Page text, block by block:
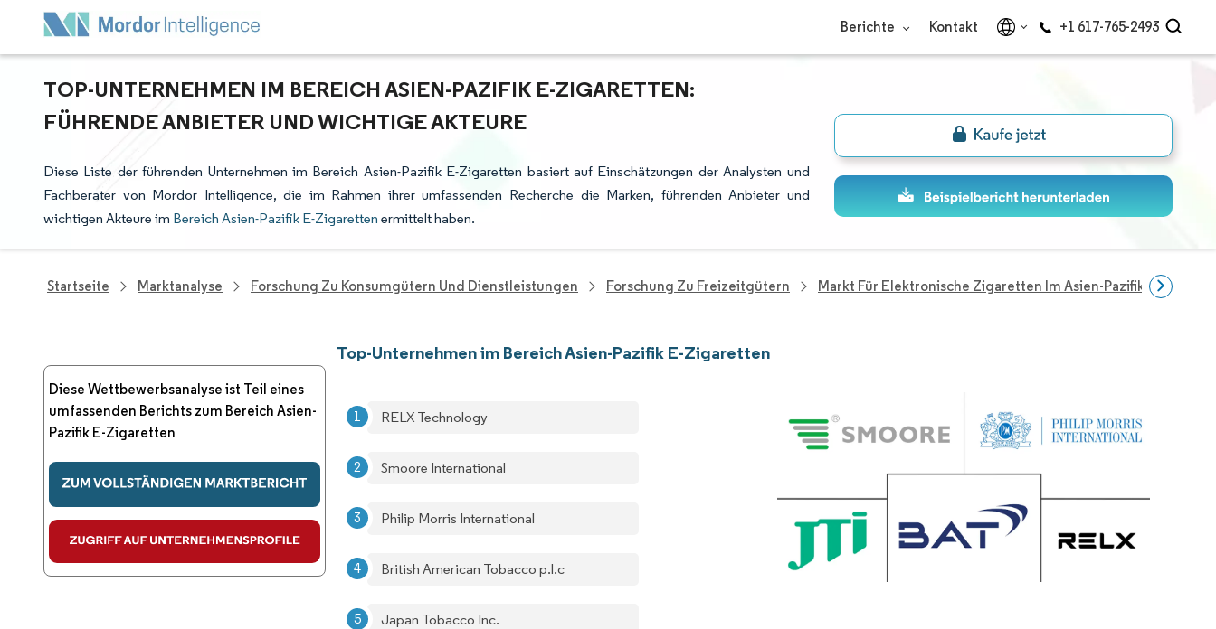
Berichte Kontakt +1 617-765-2493
TOP-UNTERNEHMEN IM BEREICH ASIEN-PAZIFIK E-ZIGARETTEN:
FÜHRENDE ANBIETER UND WICHTIGE AKTEURE
Diese Liste der führenden Unternehmen im Bereich Asien-Pazifik E-Zigaretten basiert auf Einschätzungen der Analysten und
Fachberater von Mordor Intelligence, die im Rahmen ihrer umfassenden Recherche die Marken, führenden Anbieter und
wichtigen Akteure im Bereich Asien-Pazifik E-Zigaretten ermittelt haben.
Startseite Marktanalyse Forschung Zu Konsumgütern Und Dienstleistungen Forschung Zu Freizeitgütern Markt Für Elektronische Zigaretten Im Asien-Pazifik-Raum
Diese Wettbewerbsanalyse ist Teil eines
umfassenden Berichts zum Bereich Asien-
Pazifik E-Zigaretten
Top-Unternehmen im Bereich Asien-Pazifik E-Zigaretten
RELX Technology
Smoore International
Philip Morris International
British American Tobacco p.l.c
Japan Tobacco Inc.